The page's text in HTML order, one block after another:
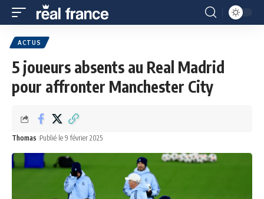
ACTUS
5 joueurs absents au Real Madrid
pour affronter Manchester City
Thomas Publié le 9 février 2025